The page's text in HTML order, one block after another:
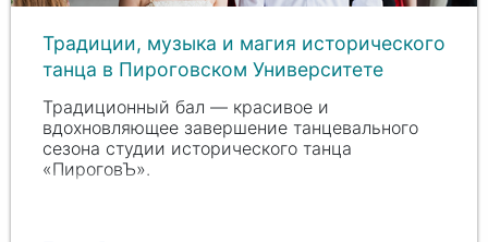
Традиции, музыка и магия исторического
танца в Пироговском Университете
Традиционный бал — красивое и
вдохновляющее завершение танцевального
сезона cтудии исторического танца
«ПироговЪ».